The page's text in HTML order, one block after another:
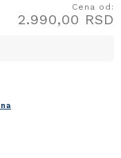
Cena od:
2.990,00 RSD